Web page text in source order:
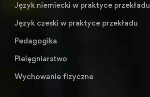
Język niemiecki w praktyce przekładu
Język czeski w praktyce przekładu
Pedagogika
Pielęgniarstwo
Wychowanie fizyczne